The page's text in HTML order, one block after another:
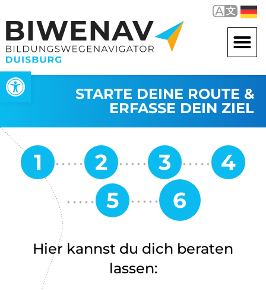
Werkzeugleiste öffnen
STARTE DEINE ROUTE &
ERFASSE DEIN ZIEL
Hier kannst du dich beraten
lassen: